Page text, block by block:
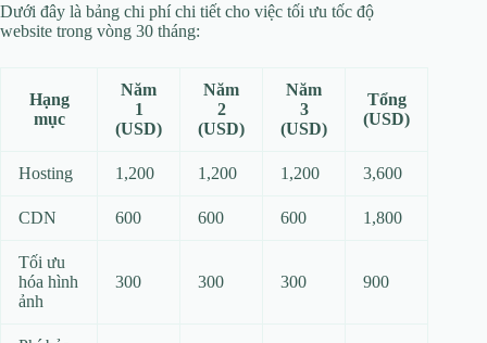
Dưới đây là bảng chi phí chi tiết cho việc tối ưu tốc độ
website trong vòng 30 tháng:
Hạng
mục
Năm
1
(USD)
Năm
2
(USD)
Năm
3
(USD)
Tổng
(USD)
Hosting 1,200 1,200 1,200 3,600
CDN 600 600 600 1,800
Tối ưu
hóa hình
ảnh
300 300 300 900